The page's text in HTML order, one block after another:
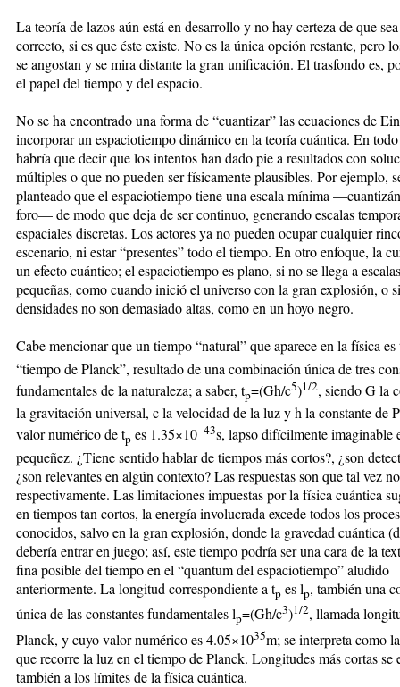
La teoría de lazos aún está en desarrollo y no hay certeza de que
correcto, si es que éste existe. No es la única opción restante, pero
se angostan y se mira distante la gran unificación. El trasfondo es,
el papel del tiempo y del espacio.
No se ha encontrado una forma de “cuantizar” las ecuaciones de
incorporar un espaciotiempo dinámico en la teoría cuántica. En
habría que decir que los intentos han dado pie a resultados con
múltiples o que no pueden ser físicamente plausibles. Por ejemplo,
planteado que el espaciotiempo tiene una escala mínima
foro— de modo que deja de ser continuo, generando escalas
espaciales discretas. Los actores ya no pueden ocupar cualquier
escenario, ni estar “presentes” todo el tiempo. En otro enfoque, la
un efecto cuántico; el espaciotiempo es plano, si no se llega a
pequeñas, como cuando inició el universo con la gran explosión, o
densidades no son demasiado altas, como en un hoyo negro.
Cabe mencionar que un tiempo “natural” que aparece en la física es
“tiempo de Planck”, resultado de una combinación única de tres
fundamentales de la naturaleza; a saber, tp=(Gh/c5)1/2, siendo G la
la gravitación universal, c la velocidad de la luz y h la constante de
valor numérico de tp es 1.35×10–43s, lapso difícilmente imaginable
pequeñez. ¿Tiene sentido hablar de tiempos más cortos?, ¿son
¿son relevantes en algún contexto? Las respuestas son que tal vez
respectivamente. Las limitaciones impuestas por la física cuántica
en tiempos tan cortos, la energía involucrada excede todos los
conocidos, salvo en la gran explosión, donde la gravedad cuántica
debería entrar en juego; así, este tiempo podría ser una cara de la
fina posible del tiempo en el “quantum del espaciotiempo” aludido
anteriormente. La longitud correspondiente a tp es lp, también una
única de las constantes fundamentales lp=(Gh/c3)1/2, llamada
Planck, y cuyo valor numérico es 4.05×1035m; se interpreta como
que recorre la luz en el tiempo de Planck. Longitudes más cortas se
también a los límites de la física cuántica.